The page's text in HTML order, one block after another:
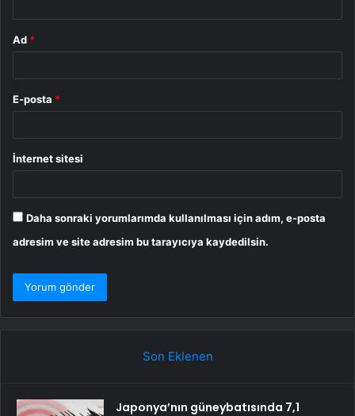
Ad *
E-posta *
İnternet sitesi
Daha sonraki yorumlarımda kullanılması için adım, e-posta
adresim ve site adresim bu tarayıcıya kaydedilsin.
Son Eklenen
Japonya’nın güneybatısında 7,1